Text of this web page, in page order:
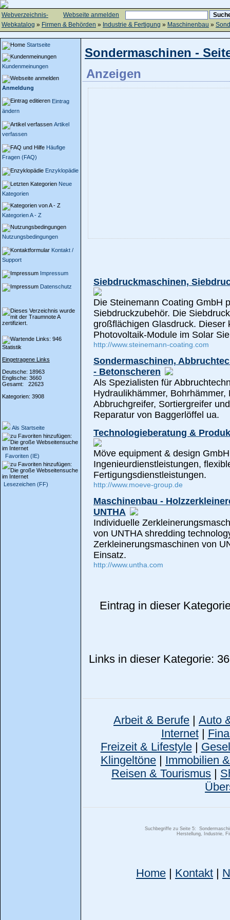
Webseite anmelden
Webverzeichnis-
Webkatalog » Firmen & Behörden » Industrie & Fertigung » Maschinenbau »
Startseite
Kundenmeinungen
Anmeldung
Eintrag
ändern
Artikel
verfassen
Häufige
Fragen (FAQ)
Enzyklopädie
Neue
Kategorien
Kategorien A - Z
Nutzungsbedingungen
Kontakt /
Support
Impressum
Datenschutz
Statistik
Eingetragene Links
Deutsche: 18963
Englische: 3660
Gesamt: 22623
Kategorien: 3908
Als Startseite
Favoriten (IE)
Lesezeichen (FF)
Sondermaschinen -
Anzeigen
Siebdruckmaschinen,
Die Steinemann Coating GmbH
Siebdruckzubehör. Die
großflächigen Glasdruck. Dieser
Photovoltaik-Module im Solar
http://www.steinemann-coating.com
Sondermaschinen,
- Betonscheren
Als Spezialisten für
Hydraulikhämmer,
Abbruchgreifer, Sortiergreifer
Reparatur von Baggerlöffel ua.
Technologieberatung &
Möve equipment & design
Ingenieurdienstleistungen,
Fertigungsdienstleistungen.
http://www.moeve-group.de
Maschinenbau -
UNTHA
Individuelle
von UNTHA shredding
Zerkleinerungsmaschinen von
Einsatz.
http://www.untha.com
Eintrag in dieser
Links in dieser Kategorie: 36
Arbeit & Berufe | Auto
Internet|
Freizeit & Lifestyle|
Klingeltöne | Immobilien
Reisen & Tourismus |
Suchbegriffe zu Seite 5:
Herstellung, Industrie,
Home | Kontakt |